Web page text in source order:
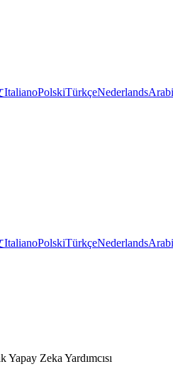
ItalianoPolskiTürkçeNederlands
ItalianoPolskiTürkçeNederlands
Zeka Yardımcısı